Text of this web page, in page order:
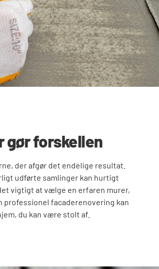
gør forskellen
der afgør det endelige resultat.
udførte samlinger kan hurtigt
vigtigt at vælge en erfaren murer,
professionel facaderenovering kan
du kan være stolt af.